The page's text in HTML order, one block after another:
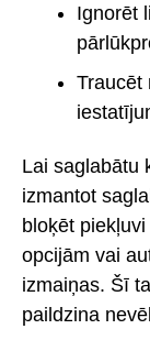
Ignorēt
Traucēt
Lai saglabātu
izmantot
bloķēt
opcijām vai
izmaiņas. Šī
paildzina